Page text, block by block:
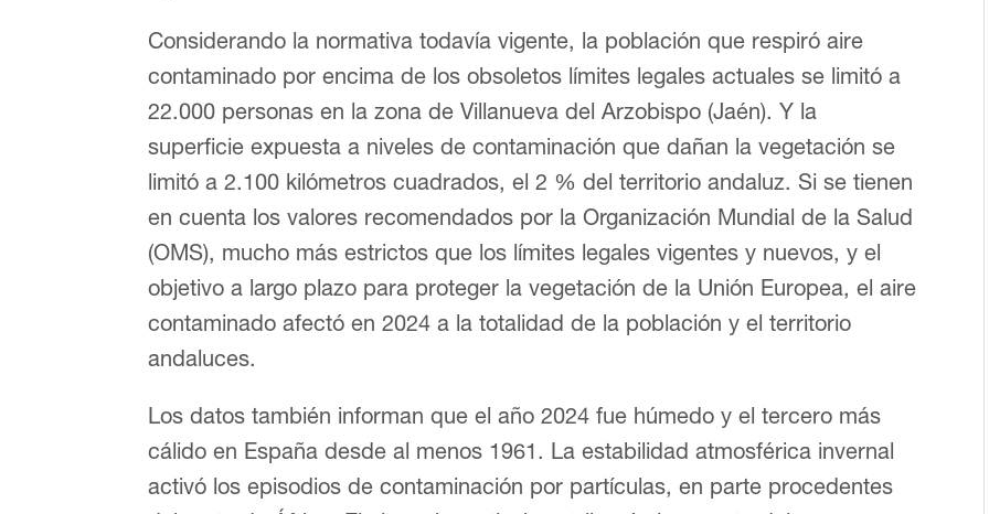
Considerando la normativa todavía vigente, la población que respiró aire
contaminado por encima de los obsoletos límites legales actuales se limitó a
22.000 personas en la zona de Villanueva del Arzobispo (Jaén). Y la
superficie expuesta a niveles de contaminación que dañan la vegetación se
limitó a 2.100 kilómetros cuadrados, el 2 % del territorio andaluz. Si se tienen
en cuenta los valores recomendados por la Organización Mundial de la Salud
(OMS), mucho más estrictos que los límites legales vigentes y nuevos, y el
objetivo a largo plazo para proteger la vegetación de la Unión Europea, el aire
contaminado afectó en 2024 a la totalidad de la población y el territorio
andaluces.
Los datos también informan que el año 2024 fue húmedo y el tercero más
cálido en España desde al menos 1961. La estabilidad atmosférica invernal
activó los episodios de contaminación por partículas, en parte procedentes